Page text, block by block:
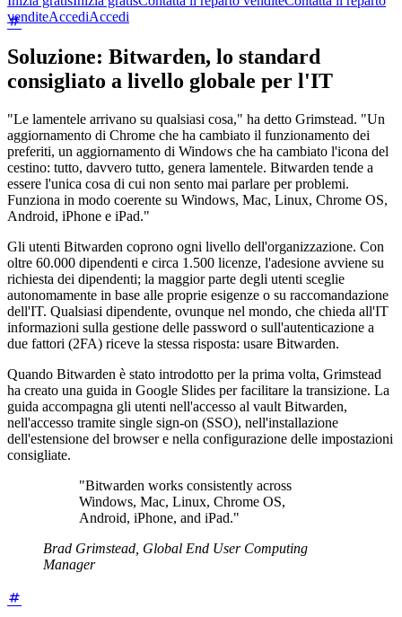
venditeAccediAccedi
Soluzione: Bitwarden, lo standard
consigliato a livello globale per l'IT
"Le lamentele arrivano su qualsiasi cosa," ha detto Grimstead. "Un
aggiornamento di Chrome che ha cambiato il funzionamento dei
preferiti, un aggiornamento di Windows che ha cambiato l'icona del
cestino: tutto, davvero tutto, genera lamentele. Bitwarden tende a
essere l'unica cosa di cui non sento mai parlare per problemi.
Funziona in modo coerente su Windows, Mac, Linux, Chrome OS,
Android, iPhone e iPad."
Gli utenti Bitwarden coprono ogni livello dell'organizzazione. Con
oltre 60.000 dipendenti e circa 1.500 licenze, l'adesione avviene su
richiesta dei dipendenti; la maggior parte degli utenti sceglie
autonomamente in base alle proprie esigenze o su raccomandazione
dell'IT. Qualsiasi dipendente, ovunque nel mondo, che chieda all'IT
informazioni sulla gestione delle password o sull'autenticazione a
due fattori (2FA) riceve la stessa risposta: usare Bitwarden.
Quando Bitwarden è stato introdotto per la prima volta, Grimstead
ha creato una guida in Google Slides per facilitare la transizione. La
guida accompagna gli utenti nell'accesso al vault Bitwarden,
nell'accesso tramite single sign-on (SSO), nell'installazione
dell'estensione del browser e nella configurazione delle impostazioni
consigliate.
"Bitwarden works consistently across
Windows, Mac, Linux, Chrome OS,
Android, iPhone, and iPad."
Brad Grimstead, Global End User Computing
Manager